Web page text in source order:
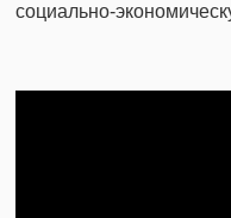
социально-